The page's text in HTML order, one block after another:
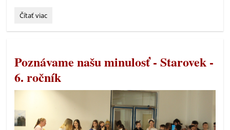
Poznávame
minulosť
-
ročník:
Čítať viac
Poznávame našu minulosť - Starovek -
6. ročník